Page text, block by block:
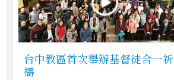
台中教區首次舉辦基督徒合一祈
禱